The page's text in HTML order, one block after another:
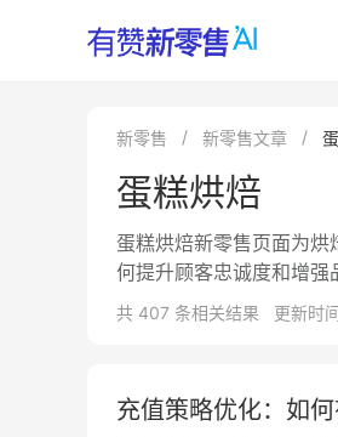
新零售 新零售文章
蛋糕烘焙
蛋糕烘焙新零售页面为
何提升顾客忠诚度和增强
共 407 条相关结果 更新时
充值策略优化：如